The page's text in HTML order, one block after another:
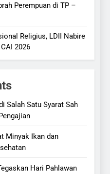
Perempuan di TP –
Religius, LDII Nabire
2026
Salah Satu Syarat Sah
Minyak Ikan dan
Hari Pahlawan